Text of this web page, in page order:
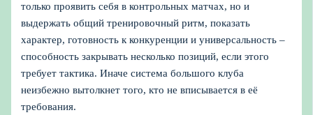
только проявить себя в контрольных матчах, но и
выдержать общий тренировочный ритм, показать
характер, готовность к конкуренции и универсальность –
способность закрывать несколько позиций, если этого
требует тактика. Иначе система большого клуба
неизбежно вытолкнет того, кто не вписывается в её
требования.